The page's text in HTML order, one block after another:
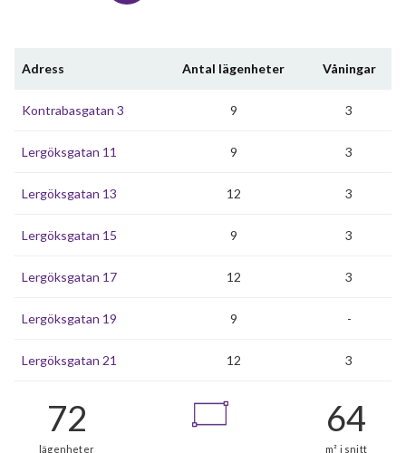
Adress Antal lägenheter Våningar
Kontrabasgatan 3 9 3
Lergöksgatan 11 9 3
Lergöksgatan 13 12 3
Lergöksgatan 15 9 3
Lergöksgatan 17 12 3
Lergöksgatan 19 9 -
Lergöksgatan 21 12 3